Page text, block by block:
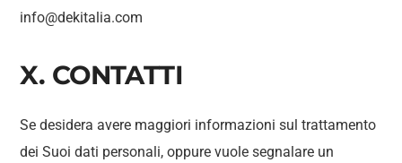
info@dekitalia.com
X. CONTATTI
Se desidera avere maggiori informazioni sul trattamento
dei Suoi dati personali, oppure vuole segnalare un